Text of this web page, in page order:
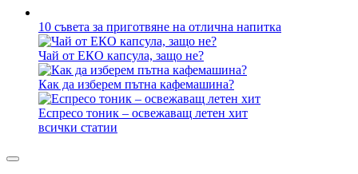
10 съвета за приготвяне на отлична напитка
Чай от ЕКО капсула, защо не?
Как да изберем пътна кафемашина?
Еспресо тоник – освежаващ летен хит
всички статии